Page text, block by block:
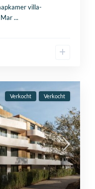
villa-
Mar...
Verkocht Verkocht